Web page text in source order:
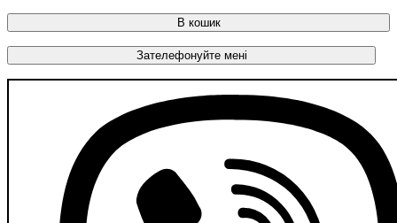
В кошик
Зателефонуйте мені